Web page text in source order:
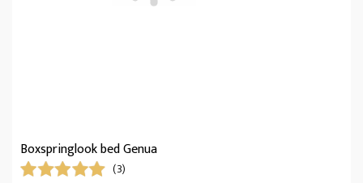
Boxspringlook bed Genua
(3)